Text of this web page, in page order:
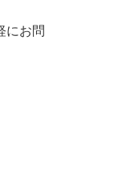
にお問